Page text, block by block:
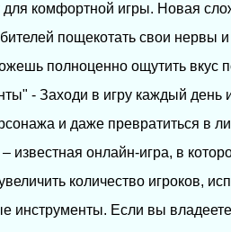
комфортной игры. Новая
пощекотать свои нервы и
полноценно ощутить вкус
- Заходи в игру каждый день
и даже превратиться в
известная онлайн-игра, в
количество игроков,
инструменты. Если вы